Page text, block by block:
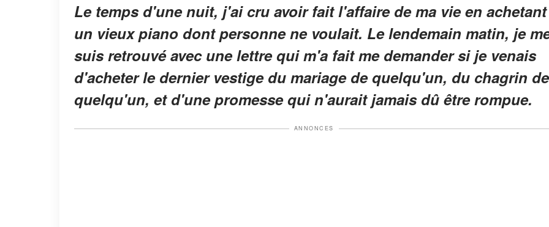
Le temps d'une nuit, j'ai cru avoir fait l'affaire de ma vie en achetant
un vieux piano dont personne ne voulait. Le lendemain matin, je
suis retrouvé avec une lettre qui m'a fait me demander si je venais
d'acheter le dernier vestige du mariage de quelqu'un, du chagrin de
quelqu'un, et d'une promesse qui n'aurait jamais dû être rompue.
ANNONCES